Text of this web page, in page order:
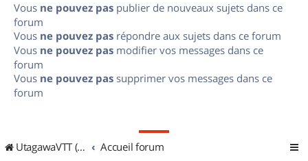
Vous ne pouvez pas publier de nouveaux sujets dans ce
forum
Vous ne pouvez pas répondre aux sujets dans ce forum
Vous ne pouvez pas modifier vos messages dans ce
forum
Vous ne pouvez pas supprimer vos messages dans ce
forum
UtagawaVTT (Randos VTT et VTTAE avec traces GPS) Accueil forum